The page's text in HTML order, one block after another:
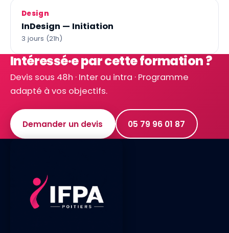
Design
InDesign — Initiation
3 jours (21h)
Intéressé·e par cette formation ?
Devis sous 48h · Inter ou intra · Programme
adapté à vos objectifs.
Demander un devis 05 79 96 01 87